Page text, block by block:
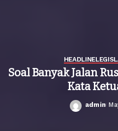
HEADLINE
Soal Banyak Jalan
Kata
Posted
admin